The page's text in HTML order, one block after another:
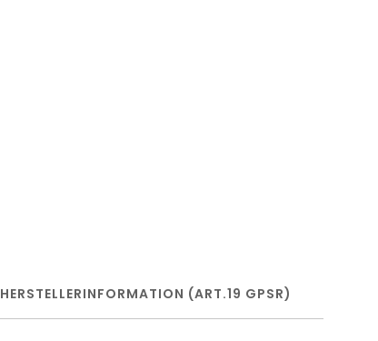
HERSTELLERINFORMATION (ART.19 GPSR)